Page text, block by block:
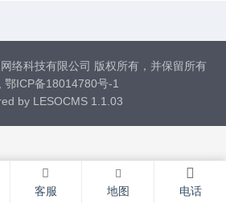
络科技有限公司 版权所有，并保留所有
鄂ICP备18014780号-1
by LESOCMS 1.1.03
客服 地图 电话